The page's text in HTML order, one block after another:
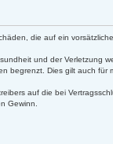
die auf ein
und der Verletzung
begrenzt. Dies gilt auch für
auf die bei
Gewinn.